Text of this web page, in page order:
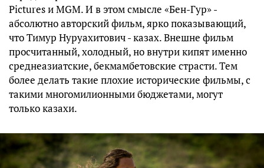
Pictures и MGM. И в этом смысле «Бен-Гур» -
абсолютно авторский фильм, ярко показывающий,
что Тимур Нуруахитович - казах. Внешне фильм
просчитанный, холодный, но внутри кипят именно
среднеазиатские, бекмамбетовские страсти. Тем
более делать такие плохие исторические фильмы, с
такими многомилионными бюджетами, могут
только казахи.